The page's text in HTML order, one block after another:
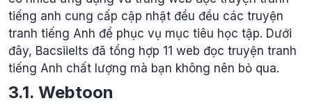
tiếng anh cung cấp cập nhật đều đều các truyện
tranh tiếng Anh để phục vụ mục tiêu học tập. Dưới
đây, Bacsiielts đã tổng hợp 11 web đọc truyện tranh
tiếng Anh chất lượng mà bạn không nên bỏ qua.
3.1. Webtoon